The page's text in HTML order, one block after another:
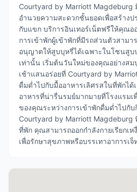
Courtyard by Marriott Magdeburg
อำนวยความสะดวกชั้นยอดเพื่อสร้าง
กับแขก บริการอินเทอร์เน็ตฟรีให้คุณอ
การเข้าพักผู้เข้าพักที่มีรถส่วนตัวสามา
อนุญาตให้สูบบุหรี่ได้เฉพาะในโซนสูบ
เท่านั้น เริ่มต้นวันใหม่ของคุณอย่างส
เช้าแสนอร่อยที่ Courtyard by
ดื่มด่ำไปกับมื้ออาหารเลิศรสในที่พักได้
อาหารที่น่ารื่นรมย์มากมายที่โรงแรม
ของคุณระหว่างการเข้าพักดื่มด่ำไปกั
Courtyard by Marriott Magdeburg
ที่พัก คุณสามารถออกกำลังกายเรียกเห
เพื่อรักษาสุขภาพหรือบรรเทาอาการเจ็